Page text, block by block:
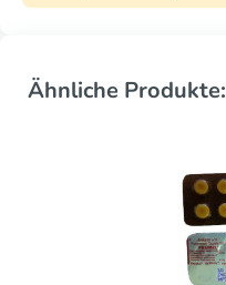
Ähnliche Produkte: